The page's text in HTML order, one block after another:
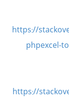
https://
phpexcel-
https://